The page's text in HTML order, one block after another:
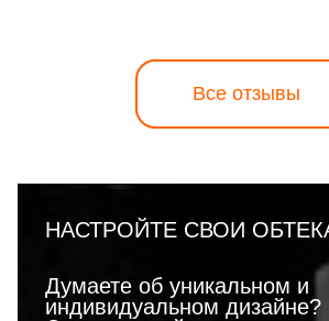
Все отзывы
НАСТРОЙТЕ СВОИ
Думаете об уникальном и
индивидуальном дизайне?